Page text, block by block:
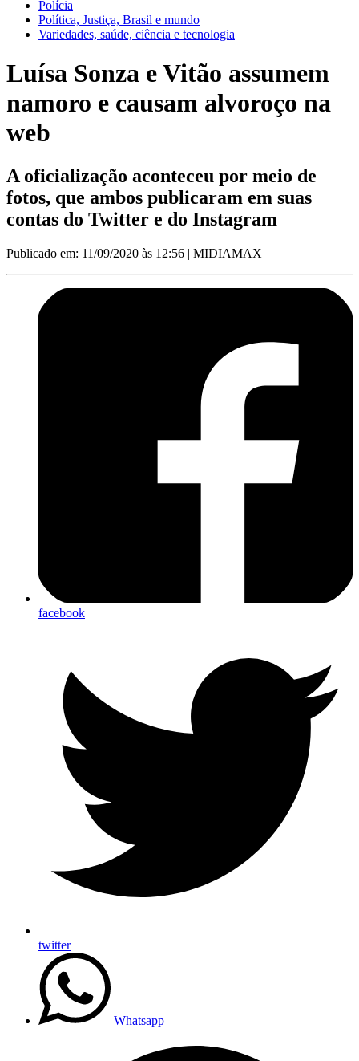
Polícia
Política, Justiça, Brasil e mundo
Variedades, saúde, ciência e tecnologia
Luísa Sonza e Vitão assumem
namoro e causam alvoroço na
web
A oficialização aconteceu por meio de
fotos, que ambos publicaram em suas
contas do Twitter e do Instagram
Publicado em: 11/09/2020 às 12:56 | MIDIAMAX
facebook
twitter
Whatsapp